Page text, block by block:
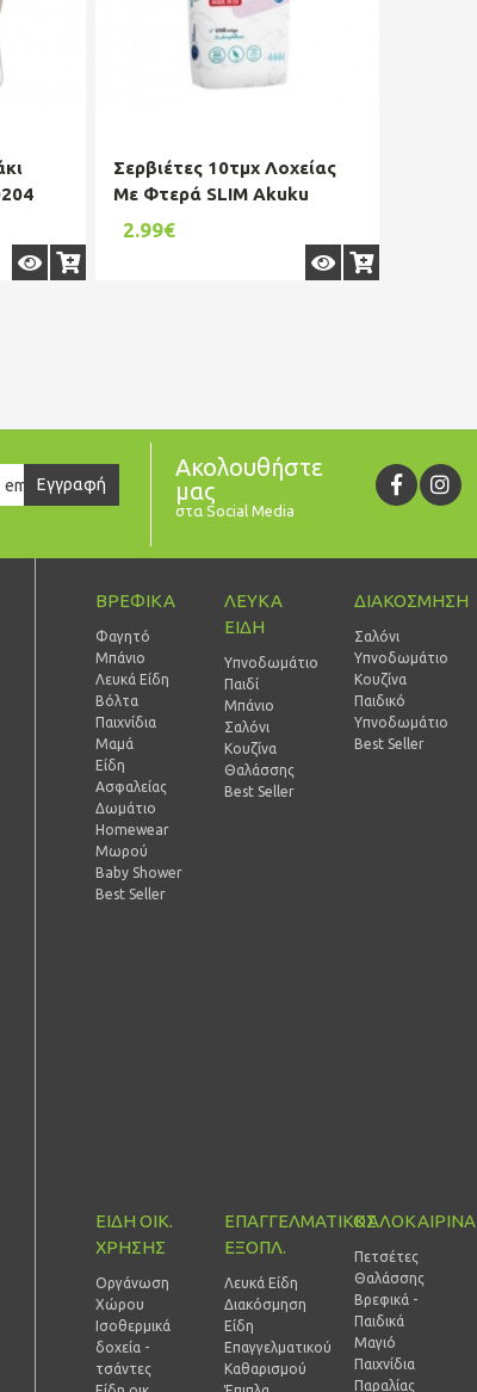
Σερβιέτες 10τμχ Λοχείας
Με Φτερά SLIM Akuku
A0069
2.99€
Εγγραφή
Ακολουθήστε
μας
στα Social Media
ΒΡΕΦΙΚΑ
Φαγητό
Μπάνιο
Λευκά Είδη
Βόλτα
Παιχνίδια
Μαμά
Είδη
Ασφαλείας
Δωμάτιο
Homewear
Μωρού
Baby Shower
Best Seller
ΛΕΥΚΑ
ΕΙΔΗ
Υπνοδωμάτιο
Παιδί
Mπάνιο
Σαλόνι
Κουζίνα
Θαλάσσης
Best Seller
ΔΙΑΚΟΣΜΗΣΗ
Σαλόνι
Υπνοδωμάτιο
Κουζίνα
Παιδικό
Υπνοδωμάτιο
Best Seller
ΕΙΔΗ ΟΙΚ.
ΧΡΗΣΗΣ
Οργάνωση
Χώρου
Ισοθερμικά
δοχεία -
τσάντες
ΕΠΑΓΓΕΛΜΑΤΙΚΟΣ
ΕΞΟΠΛ.
Λευκά Είδη
Διακόσμηση
Είδη
Επαγγελματικού
Καθαρισμού
ΚΑΛΟΚΑΙΡΙΝΑ
Πετσέτες
Θαλάσσης
Βρεφικά -
Παιδικά
Μαγιό
Παιχνίδια
Παραλίας